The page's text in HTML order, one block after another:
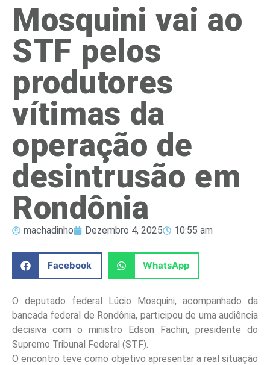
Mosquini vai ao
STF pelos
produtores
vítimas da
operação de
desintrusão em
Rondônia
machadinho Dezembro 4, 2025 10:55 am
Facebook WhatsApp
O deputado federal Lúcio Mosquini, acompanhado da
bancada federal de Rondônia, participou de uma audiência
decisiva com o ministro Edson Fachin, presidente do
Supremo Tribunal Federal (STF).
O encontro teve como objetivo apresentar a real situação